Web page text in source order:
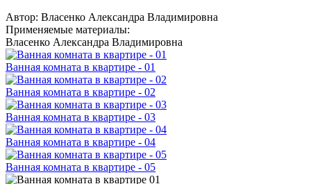
Автор: Власенко Александра Владимировна
Применяемые материалы:
Власенко Александра Владимировна
Ванная комната в квартире - 01
Ванная комната в квартире - 02
Ванная комната в квартире - 03
Ванная комната в квартире - 04
Ванная комната в квартире - 05